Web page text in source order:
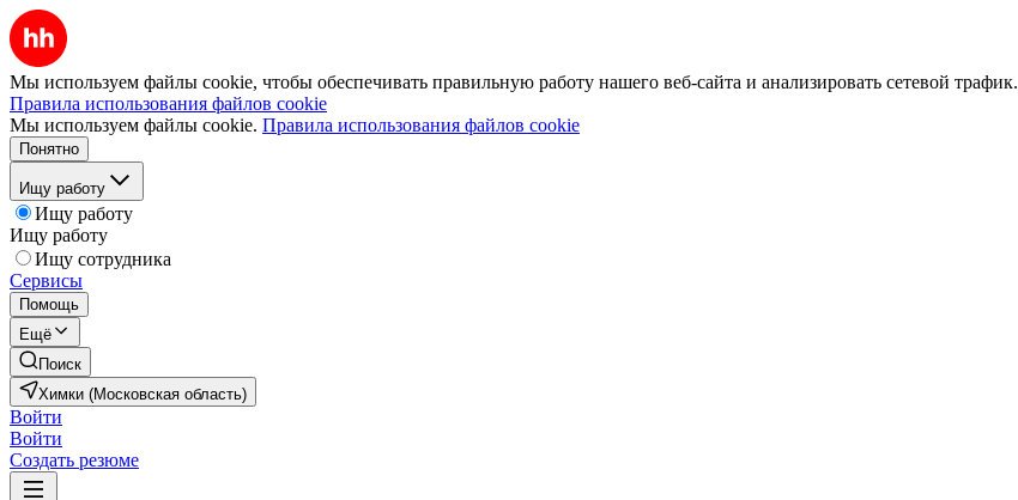
Мы используем файлы cookie, чтобы обеспечивать правильную работу нашего веб-сайта и анализировать сетевой трафик.
Правила использования файлов cookie
Мы используем файлы cookie. Правила использования файлов cookie
Понятно
Ищу работу
Ищу работу
Ищу работу
Ищу сотрудника
Сервисы
Помощь
Ещё
Поиск
Химки (Московская область)
Войти
Войти
Создать резюме